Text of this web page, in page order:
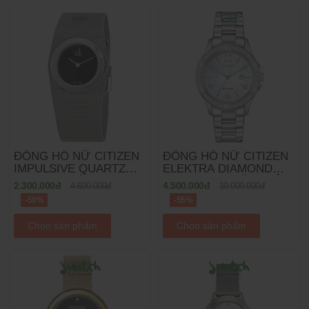
ĐỒNG HỒ NỮ CITIZEN
IMPULSIVE QUARTZ
K3T23121 DÂY MESH
2.300.000đ
-50%
Chọn sản phẩm
ĐỒNG HỒ NỮ CITIZEN
ELEKTRA DIAMOND
ECO-DRIVE MẶT KHẢM
XÀ CỪ EW2510-50D
DÂY KIM LOẠI
4.500.000đ
-55%
Chọn sản phẩm